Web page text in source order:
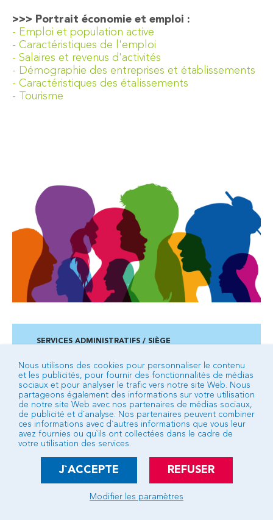
>>> Portrait économie et emploi :
- Emploi et population active
- Caractéristiques de l'emploi
- Salaires et revenus d'activités
- Démographie des entreprises et établissements
- Caractéristiques des étalissements
- Tourisme
SERVICES ADMINISTRATIFS / SIÈGE
BP 92 - 05007 GAP cedex
04 92 53 24 24
BUREAU D’ACCUEIL DE TALLARD
Place du Château - Bâtiment communautaire
04 92 54 16 66
Nous utilisons des cookies pour personnaliser le contenu
et les publicités, pour fournir des fonctionnalités de médias
sociaux et pour analyser le trafic vers notre site Web. Nous
partageons également des informations sur votre utilisation
de notre site Web avec nos partenaires de médias sociaux,
de publicité et d`analyse. Nos partenaires peuvent combiner
ces informations avec d`autres informations que vous leur
avez fournies ou qu`ils ont collectées dans le cadre de
votre utilisation des services.
REFUSER
J`ACCEPTE
Modifier les paramètres